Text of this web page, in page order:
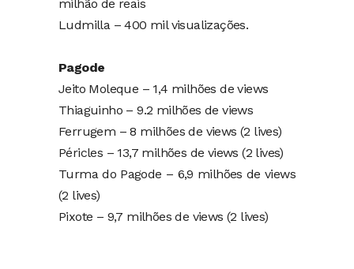
milhão de reais
Ludmilla – 400 mil visualizações.
Pagode
Jeito Moleque – 1,4 milhões de views
Thiaguinho – 9.2 milhões de views
Ferrugem – 8 milhões de views (2 lives)
Péricles – 13,7 milhões de views (2 lives)
Turma do Pagode – 6,9 milhões de views
(2 lives)
Pixote – 9,7 milhões de views (2 lives)